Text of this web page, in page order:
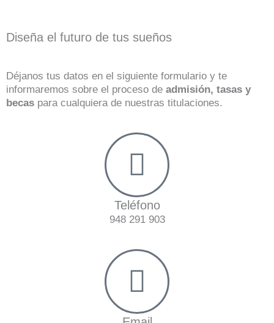
Diseña el futuro de tus sueños
Déjanos tus datos en el siguiente formulario y te
informaremos sobre el proceso de admisión, tasas y
becas para cualquiera de nuestras titulaciones.
Teléfono
948 291 903